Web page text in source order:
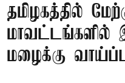
தமிழகத்தில்
மாவட்டங்களில்
மழைக்கு